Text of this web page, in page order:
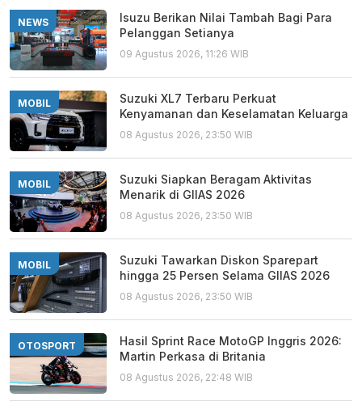
NEWS
Isuzu Berikan Nilai Tambah Bagi Para
Pelanggan Setianya
09 Agustus 2026, 11:26 WIB
MOBIL
Suzuki XL7 Terbaru Perkuat
Kenyamanan dan Keselamatan Keluarga
08 Agustus 2026, 23:50 WIB
MOBIL
Suzuki Siapkan Beragam Aktivitas
Menarik di GIIAS 2026
08 Agustus 2026, 23:50 WIB
MOBIL
Suzuki Tawarkan Diskon Sparepart
hingga 25 Persen Selama GIIAS 2026
08 Agustus 2026, 23:50 WIB
OTOSPORT
Hasil Sprint Race MotoGP Inggris 2026:
Martin Perkasa di Britania
08 Agustus 2026, 22:48 WIB